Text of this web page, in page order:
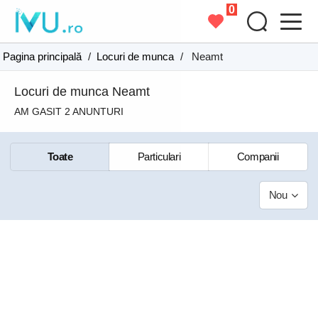
0
Pagina principală / Locuri de munca / Neamt
Locuri de munca Neamt
AM GASIT 2 ANUNTURI
Toate Particulari Companii
Nou